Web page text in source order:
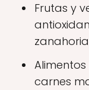
Frutas y
carnes